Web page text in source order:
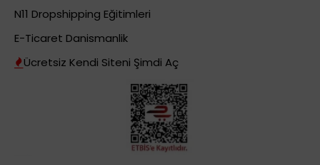
N11 Dropshipping Eğitimleri
E-Ticaret Danismanlik
Ücretsiz Kendi Siteni Şimdi Aç